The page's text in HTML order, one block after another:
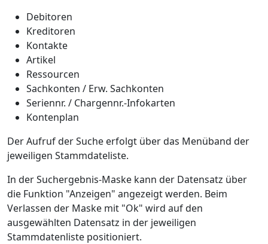
Debitoren
Kreditoren
Kontakte
Artikel
Ressourcen
Sachkonten / Erw. Sachkonten
Seriennr. / Chargennr.-Infokarten
Kontenplan
Der Aufruf der Suche erfolgt über das Menüband der
jeweiligen Stammdateliste.
In der Suchergebnis-Maske kann der Datensatz über
die Funktion "Anzeigen" angezeigt werden. Beim
Verlassen der Maske mit "Ok" wird auf den
ausgewählten Datensatz in der jeweiligen
Stammdatenliste positioniert.